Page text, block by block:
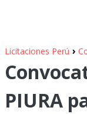
Licitaciones Perú ›
PIURA